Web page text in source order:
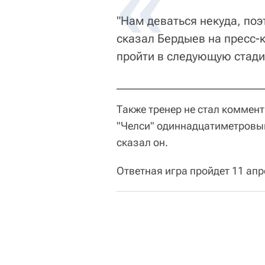
"Нам деваться некуда,
сказал Бердыев на
пройти в следующую
Также тренер не стал
"Челси"
сказал он.
Ответная игра пройдет 11